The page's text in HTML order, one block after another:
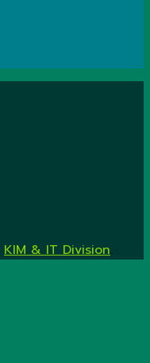
KIM & IT Division.